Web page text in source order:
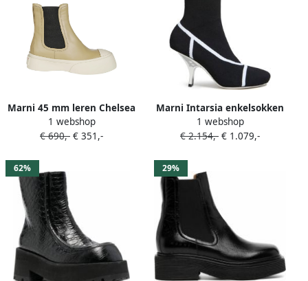
Marni 45 mm leren Chelsea
laarzen Beige
1 webshop
€ 690,- € 351,-
Marni Intarsia enkelsokken
Zwart
1 webshop
€ 2.154,- € 1.079,-
62% 29%